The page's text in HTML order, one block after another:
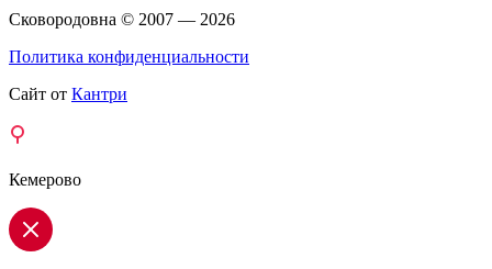
Сковородовна © 2007 — 2026
Политика конфиденциальности
Сайт от Кантри
Кемерово